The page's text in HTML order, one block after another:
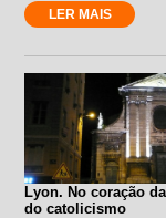
LER MAIS
Lyon. No coração
do catolicismo